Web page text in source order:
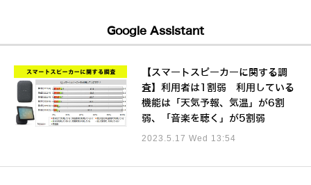
Google Assistant
【スマートスピーカーに関する調
査】利用者は1割弱 利用している
機能は「天気予報、気温」が6割
弱、「音楽を聴く」が5割弱
2023.5.17 Wed 13:54